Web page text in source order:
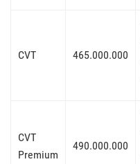
CVT 465.000.000
CVT
Premium
490.000.000